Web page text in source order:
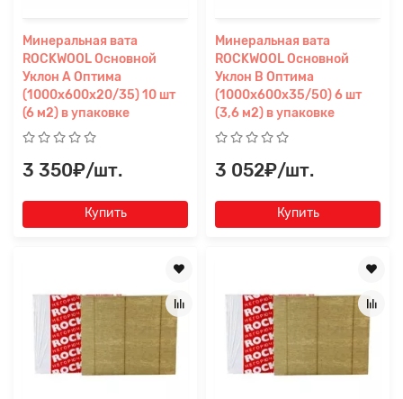
Минеральная вата
ROCKWOOL Основной
Уклон А Оптима
(1000x600x20/35) 10 шт
(6 м2) в упаковке
3 350₽/шт.
Купить
Минеральная вата
ROCKWOOL Основной
Уклон В Оптима
(1000x600x35/50) 6 шт
(3,6 м2) в упаковке
3 052₽/шт.
Купить